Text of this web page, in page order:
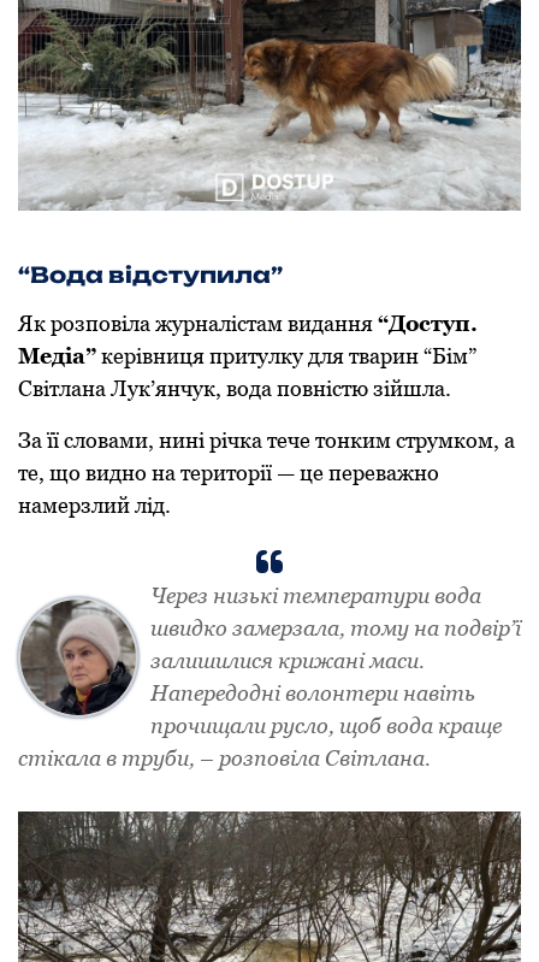
“Вода відступила”
Як розповіла журналістам видання“Доступ.
Медіа”керівниця притулку для тварин “Бім”
Світлана Лук’янчук, вода повністю зійшла.
За її словами, нині річка тече тонким струмком, а
те, що видно на території — це переважно
намерзлий лід.
Через низькі температури вода
швидко замерзала, тому на подвір’ї
залишилися крижані маси.
Напередодні волонтери навіть
прочищали русло, щоб вода краще
стікала в труби, – розповіла Світлана.